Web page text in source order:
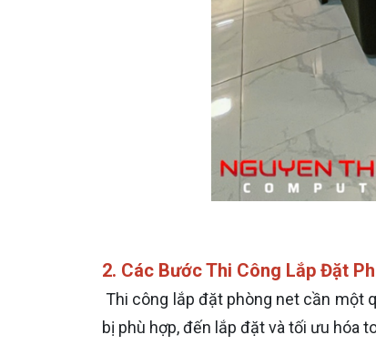
2. Các Bước Thi Công Lắp Đặt
Thi công lắp đặt phòng net cần một
bị phù hợp, đến lắp đặt và tối ưu hóa